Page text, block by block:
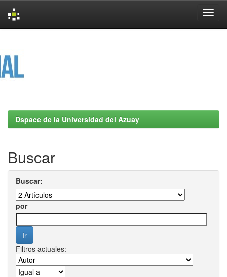
Dspace de la Universidad del Azuay
Buscar
Buscar:
por
Filtros actuales: